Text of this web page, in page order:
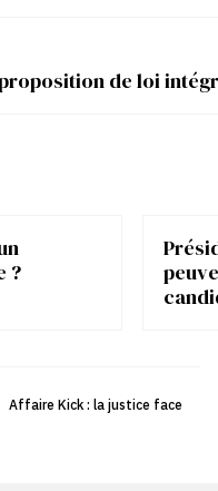
de loi
?
Affaire Kick : la justice face